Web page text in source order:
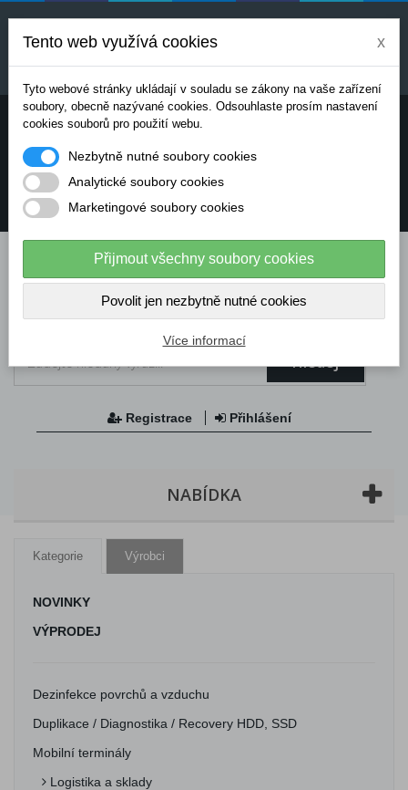
Uvedené ceny jsou orientační a mohou se měnit v
závislosti na aktuálních cenách výrobců a
dodavatelů. Pro přesnou cenovou nabídku prosím
Potřebujete poradit? Chcete objednávat telefonicky:
info@dataflex-security.com
Hledej
Registrace Přihlášení
NABÍDKA
Kategorie Výrobci
NOVINKY
VÝPRODEJ
Dezinfekce povrchů a vzduchu
Duplikace / Diagnostika / Recovery HDD, SSD
Mobilní terminály
Logistika a sklady
Tento web využívá cookies x
Tyto webové stránky ukládají v souladu se zákony na vaše zařízení
soubory, obecně nazývané cookies. Odsouhlaste prosím nastavení
cookies souborů pro použití webu.
Nezbytně nutné soubory cookies
Analytické soubory cookies
Marketingové soubory cookies
Přijmout všechny soubory cookies
Povolit jen nezbytně nutné cookies
Více informací